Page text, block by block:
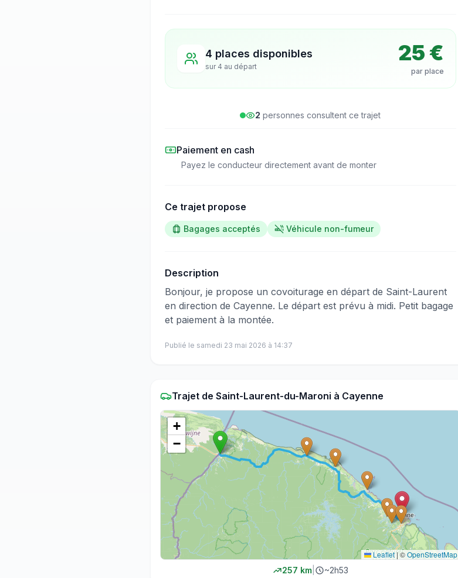
4 places disponibles
sur 4 au départ
25 €
par place
2 personnes consultent ce trajet
Paiement en cash
Payez le conducteur directement avant de monter
Ce trajet propose
Bagages acceptés Véhicule non-fumeur
Description
​‌​‍​‌‌​​​‌‌​‌‌​‌‌​‌​‌‌‌​​​​​‌‌​‌​​‌​‌‌​‌‌​‌​‌‌‌​‌​​​​‌‌​‌​​​‌‌‌‌​​​​‌‌​​​​‌​​‌‌​​​​​​‌‌​​​​​​‌‌​​​‌​‌‌​‌​​‌​​‌‌​​‌‌​‌‌​‌‌‌​​‌‌​‌‌​‌​‌‌​​​​‌​‌‌​‌​​‌​‌‌​​‌‌​​​‌‌​‌‌‌​‌‌‌​​​‌​​‌‌‌​​‌​‌‌​‌​‌​​​‌‌​‌‌‌​‌‌‌​​​​‍Bonjour, je propose un covoiturage en départ de Saint-Laurent
en direction de Cayenne. Le départ est prévu à midi. Petit bagage
et paiement à la montée.
Publié le samedi 23 mai 2026 à 14:37
Trajet de Saint-Laurent-du-Maroni à Cayenne
+
−
Leaflet|©OpenStreetMap
257 km| ~2h53